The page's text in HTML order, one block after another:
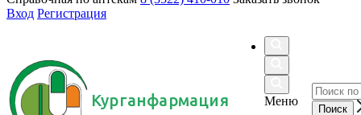
Вход Регистрация
Курганфармация
Меню